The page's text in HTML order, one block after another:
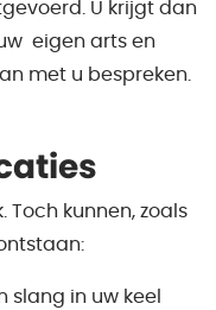
U krijgt dan
eigen arts en
met u bespreken.
Toch kunnen, zoals
slang in uw keel